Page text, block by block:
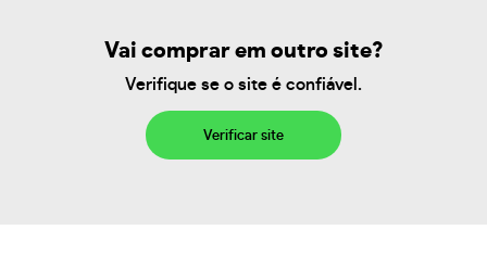
Vai comprar em outro site?
Verifique se o site é confiável.
Verificar site